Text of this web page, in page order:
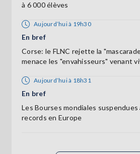
à 6 000 élèves
Aujourd’hui à 19h30
En bref
Corse: le FLNC rejette la
menace les "envahisseurs" venant
Aujourd’hui à 18h31
En bref
Les Bourses mondiales
records en Europe